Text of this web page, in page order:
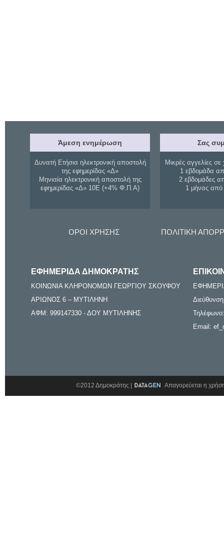
Άμεση ενημέρωση
Δυνατή Ετήσια ηλεκτρονική αποστολή
της εφημερίδας «Δ»
Μηνιαία ηλεκτρονική αποστολή της
εφημερίδας «Δ» 10Ε (+4% Φ.Π.Α)
Σας
Μικρές αγγελίες σε
1 εβδομάδα
2 εβδομάδες
1 μήνας
ΟΡΟΙ ΧΡΗΣΗΣ ΠΟΛΙΤΙΚΗ
ΕΦΗΜΕΡΙΔΑ ΔΗΜΟΚΡΑΤΗΣ
ΚΟΙΝΩΝΙΑ ΚΛΗΡΟΝΟΜΩΝ ΓΕΩΡΓΙΟΥ ΣΚΟΥΦΟΥ
ΑΡΙΩΝΟΣ 6 – ΜΥΤΙΛΗΝΗ
ΑΦΜ: 999147330 - ΔΟΥ ΜΥΤΙΛΗΝΗΣ
Email:
©2012 Δημοκράτης | Απαγορεύεται η